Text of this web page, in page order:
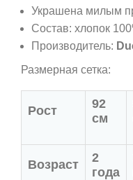
Украшена милым
Состав: хлопок
Производитель:
Размерная сетка:
Рост
92
см
Возраст
2
года